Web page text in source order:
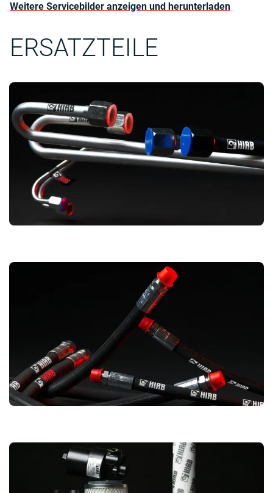
Weitere Servicebilder anzeigen und herunterladen
ERSATZTEILE